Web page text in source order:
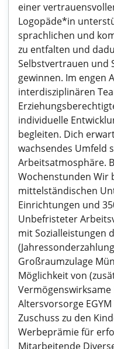
einer
Logopäde*in
sprachlichen und
zu entfalten und
Selbstvertrauen und
gewinnen. Im engen
interdisziplinären
individuelle
begleiten. Dich
wachsendes Umfeld
Arbeitsatmosphäre.
Wochenstunden Wir
mittelständischen
Einrichtungen und
Unbefristeter
mit Sozialleistungen
Großraumzulage
Möglichkeit von
Altersvorsorge
Zuschuss zu den
Werbeprämie für
Mitarbeitende